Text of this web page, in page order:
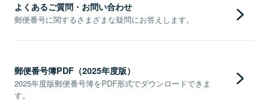
よくあるご質問・お問い合わせ
郵便番号に関するさまざまな疑問にお答えします。
郵便番号簿PDF（2025年度版）
2025年度版郵便番号簿をPDF形式でダウンロードできま
す。